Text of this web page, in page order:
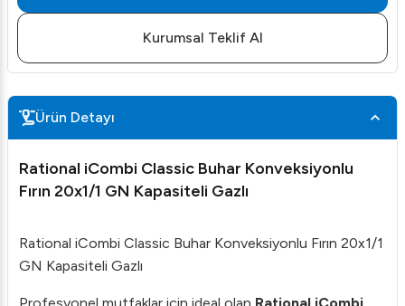
Kurumsal Teklif Al
Ürün Detayı
Rational iCombi Classic Buhar Konveksiyonlu
Fırın 20x1/1 GN Kapasiteli Gazlı
Rational iCombi Classic Buhar Konveksiyonlu Fırın 20x1/1
GN Kapasiteli Gazlı
Profesyonel mutfaklar için ideal olan Rational iCombi